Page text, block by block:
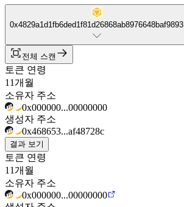
0x4829a1d1fb6ded1f81d26868ab8976648baf9893
전체 스캔
토큰 연령
11개월
소유자 주소
0x000000...00000000
생성자 주소
0x468653...af48728c
결과 보기
토큰 연령
11개월
소유자 주소
0x000000...00000000